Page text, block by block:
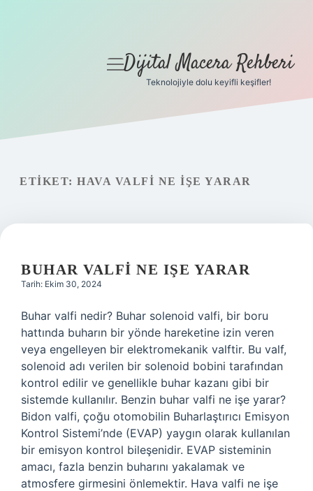
Gizlilik Politikası
menüyü
Dijital Macera Rehberi
Teknolojiyle dolu keyifli keşifler!
ETIKET: HAVA VALFI NE IŞE YARAR
BUHAR VALFI NE IŞE YARAR
Tarih: Ekim 30, 2024
Buhar valfi nedir? Buhar solenoid valfi, bir boru
hattında buharın bir yönde hareketine izin veren
veya engelleyen bir elektromekanik valftir. Bu valf,
solenoid adı verilen bir solenoid bobini tarafından
kontrol edilir ve genellikle buhar kazanı gibi bir
sistemde kullanılır. Benzin buhar valfi ne işe yarar?
Bidon valfi, çoğu otomobilin Buharlaştırıcı Emisyon
Kontrol Sistemi’nde (EVAP) yaygın olarak kullanılan
bir emisyon kontrol bileşenidir. EVAP sisteminin
amacı, fazla benzin buharını yakalamak ve
atmosfere girmesini önlemektir. Hava valfi ne işe